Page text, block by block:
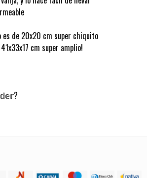
es de 20x20 cm super chiquito
cm super amplio!